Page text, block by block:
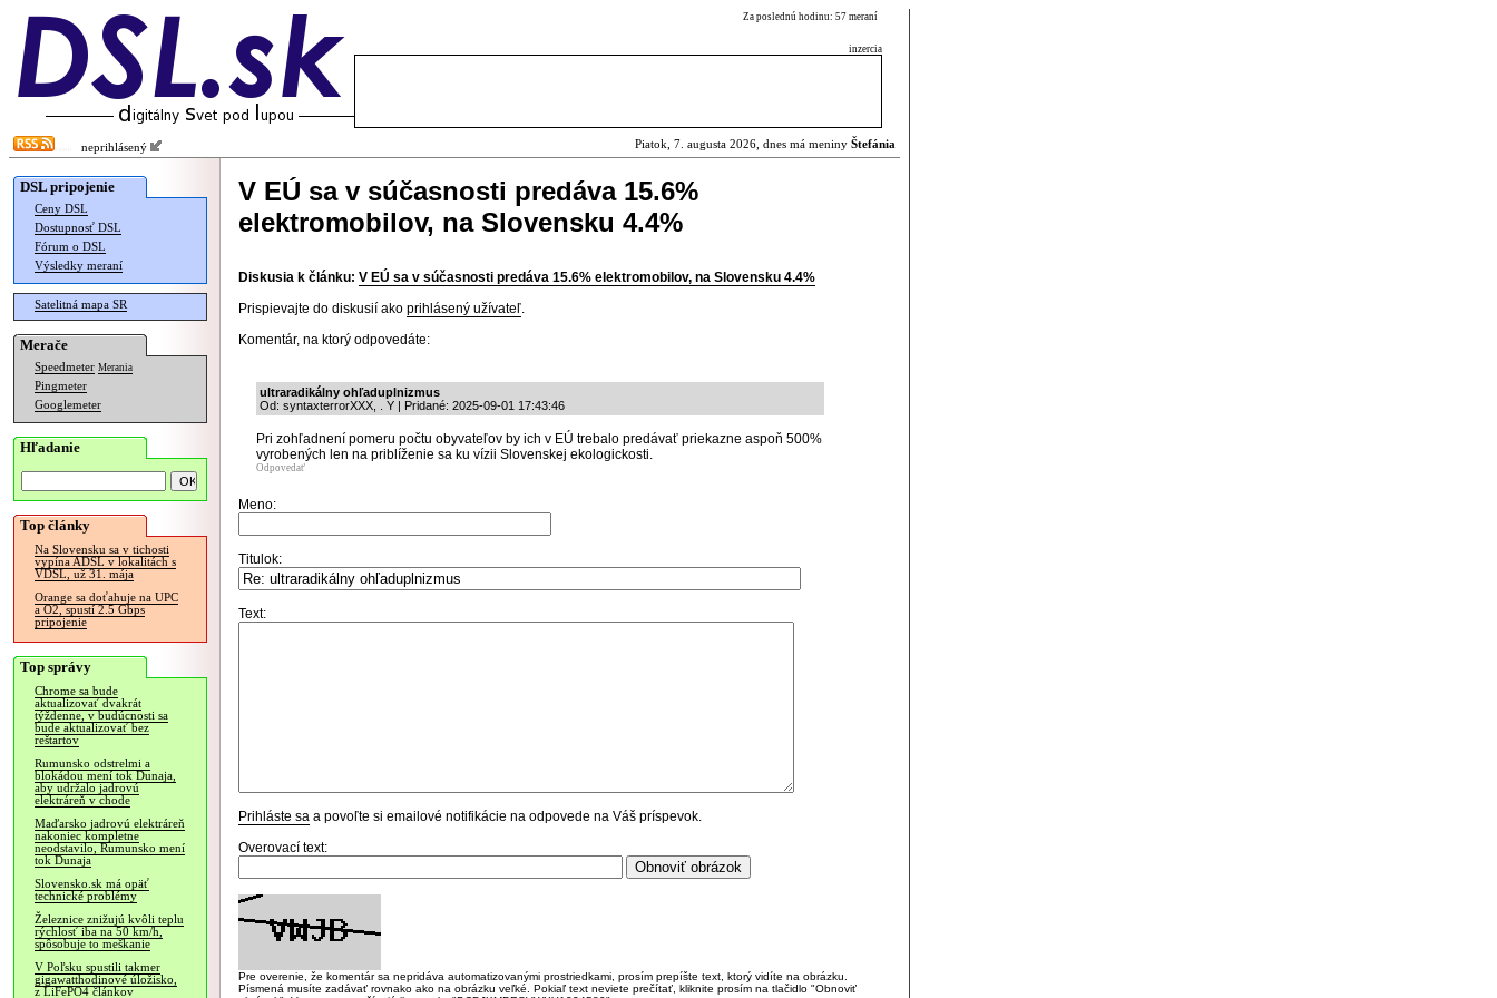
Za poslednú hodinu: 57 meraní
inzercia
neprihlásený Piatok, 7. augusta 2026, dnes má meniny Štefánia
DSL pripojenie
Ceny DSL
Dostupnosť DSL
Fórum o DSL
Výsledky meraní
Satelitná mapa SR
Merače
Speedmeter Merania
Pingmeter
Googlemeter
Hľadanie
Top články
Na Slovensku sa v tichosti
vypína ADSL v lokalitách s
VDSL, už 31. mája
Orange sa doťahuje na UPC
a O2, spustí 2.5 Gbps
pripojenie
Top správy
Chrome sa bude
aktualizovať dvakrát
týždenne, v budúcnosti sa
bude aktualizovať bez
reštartov
Rumunsko odstrelmi a
blokádou mení tok Dunaja,
aby udržalo jadrovú
elektráreň v chode
Maďarsko jadrovú elektráreň
nakoniec kompletne
neodstavilo, Rumunsko mení
tok Dunaja
Slovensko.sk má opäť
technické problémy
Železnice znižujú kvôli teplu
rýchlosť iba na 50 km/h,
spôsobuje to meškanie
V Poľsku spustili takmer
gigawatthodinové úložisko,
z LiFePO4 článkov
V EÚ sa v súčasnosti predáva 15.6%
elektromobilov, na Slovensku 4.4%
Diskusia k článku: V EÚ sa v súčasnosti predáva 15.6% elektromobilov, na Slovensku 4.4%
Prispievajte do diskusií ako prihlásený užívateľ.
Komentár, na ktorý odpovedáte:
ultraradikálny ohľaduplnizmus
Od: syntaxterrorXXX, . Y | Pridané: 2025-09-01 17:43:46
Pri zohľadnení pomeru počtu obyvateľov by ich v EÚ trebalo predávať priekazne aspoň 500%
vyrobených len na priblíženie sa ku vízii Slovenskej ekologickosti.
Odpovedať
Meno:
Titulok:
Text:
Prihláste sa a povoľte si emailové notifikácie na odpovede na Váš príspevok.
Overovací text:
Pre overenie, že komentár sa nepridáva automatizovanými prostriedkami, prosím prepíšte text, ktorý vidíte na obrázku.
Písmená musíte zadávať rovnako ako na obrázku veľké. Pokiaľ text neviete prečítať, kliknite prosím na tlačidlo "Obnoviť